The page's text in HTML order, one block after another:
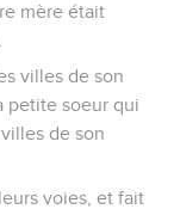
mère était
villes de son
petite soeur qui
de son
voies, et fait